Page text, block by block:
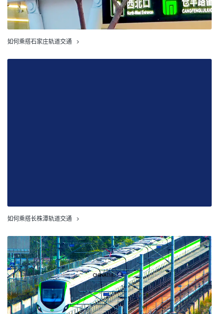
如何乘搭石家庄轨道交通
如何乘搭长株潭轨道交通